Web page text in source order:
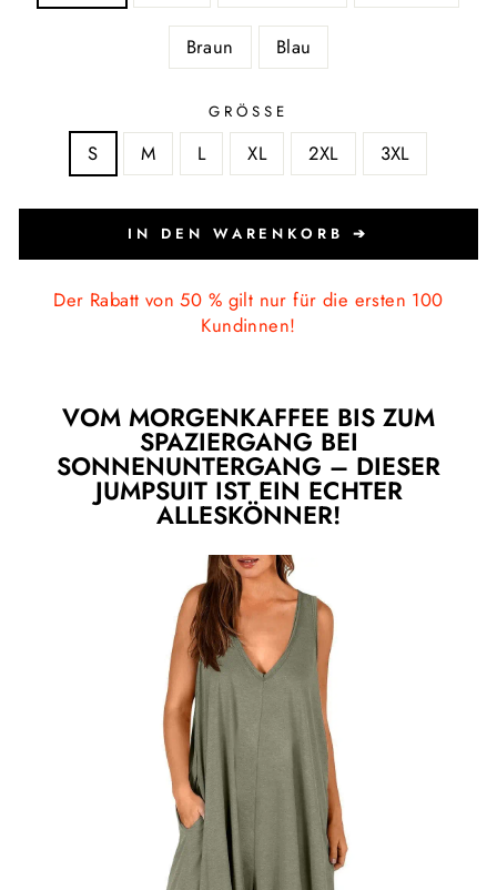
Braun Blau
GRÖSSE
S M L XL 2XL 3XL
IN DEN WARENKORB ➔
Der Rabatt von 50 % gilt nur für die ersten 100
Kundinnen!
VOM MORGENKAFFEE BIS ZUM
SPAZIERGANG BEI
SONNENUNTERGANG – DIESER
JUMPSUIT IST EIN ECHTER
ALLESKÖNNER!